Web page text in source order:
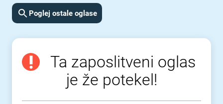
Poglej ostale oglase
Ta zaposlitveni oglas
je že potekel!